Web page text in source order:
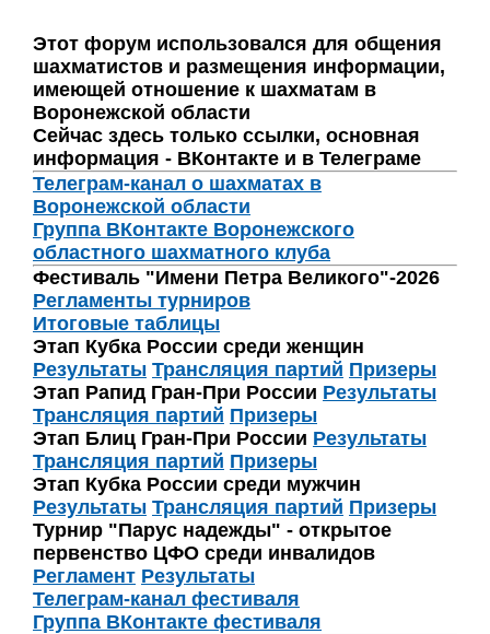
Этот форум использовался для общения
шахматистов и размещения информации,
имеющей отношение к шахматам в
Воронежской области
Сейчас здесь только ссылки, основная
информация - ВКонтакте и в Телеграме
Телеграм-канал о шахматах в
Воронежской области
Группа ВКонтакте Воронежского
областного шахматного клуба
Фестиваль "Имени Петра Великого"-2026
Регламенты турниров
Итоговые таблицы
Этап Кубка России среди женщин
Результаты Трансляция партий Призеры
Этап Рапид Гран-При России Результаты
Трансляция партий Призеры
Этап Блиц Гран-При России Результаты
Трансляция партий Призеры
Этап Кубка России среди мужчин
Результаты Трансляция партий Призеры
Турнир "Парус надежды" - открытое
первенство ЦФО среди инвалидов
Регламент Результаты
Телеграм-канал фестиваля
Группа ВКонтакте фестиваля